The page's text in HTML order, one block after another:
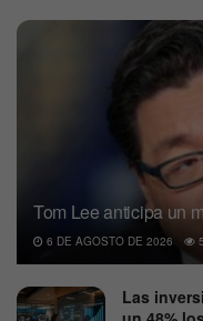
Tom Lee anticipa un
6 DE AGOSTO DE 2026
Las